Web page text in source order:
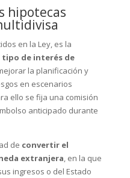
hipotecas
en la Ley, es la
de interés de
la planificación y
en escenarios
ello se fija una comisión
anticipado durante
de convertir el
extranjera , en la que
ingresos o del Estado